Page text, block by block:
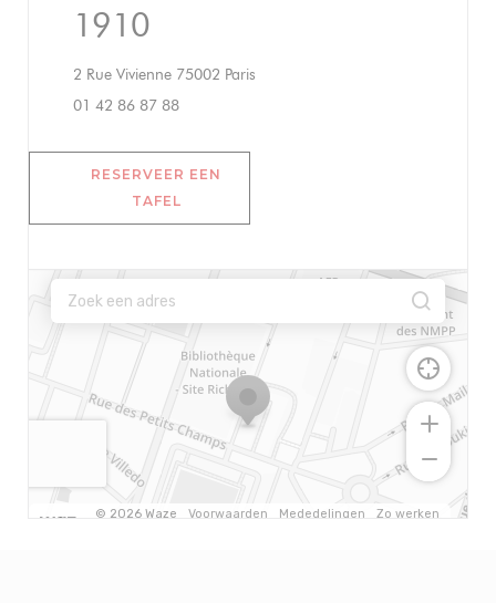
1910
2 Rue Vivienne 75002 Paris
01 42 86 87 88
RESERVEER EEN
TAFEL